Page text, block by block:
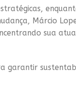
Márcio
sua
garantir